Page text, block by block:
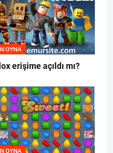
OYNA
erişime açıldı mı?
OYNA